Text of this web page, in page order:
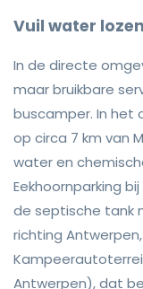
Vuil water
In de directe
maar bruikbare
buscamper. In het
op circa 7 km van
water en
Eekhoornparking
de septische tank
richting
Antwerpen), dat